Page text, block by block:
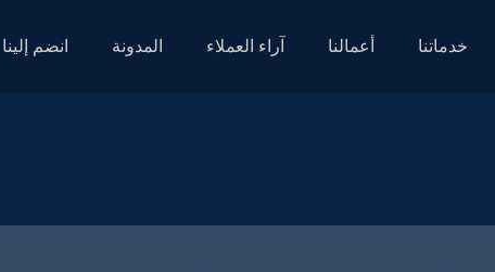
خدماتنا أعمالنا آراء العملاء المدونة انضم إلينا